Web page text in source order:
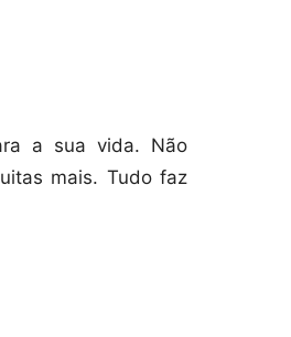
a sua vida. Não
mais. Tudo faz